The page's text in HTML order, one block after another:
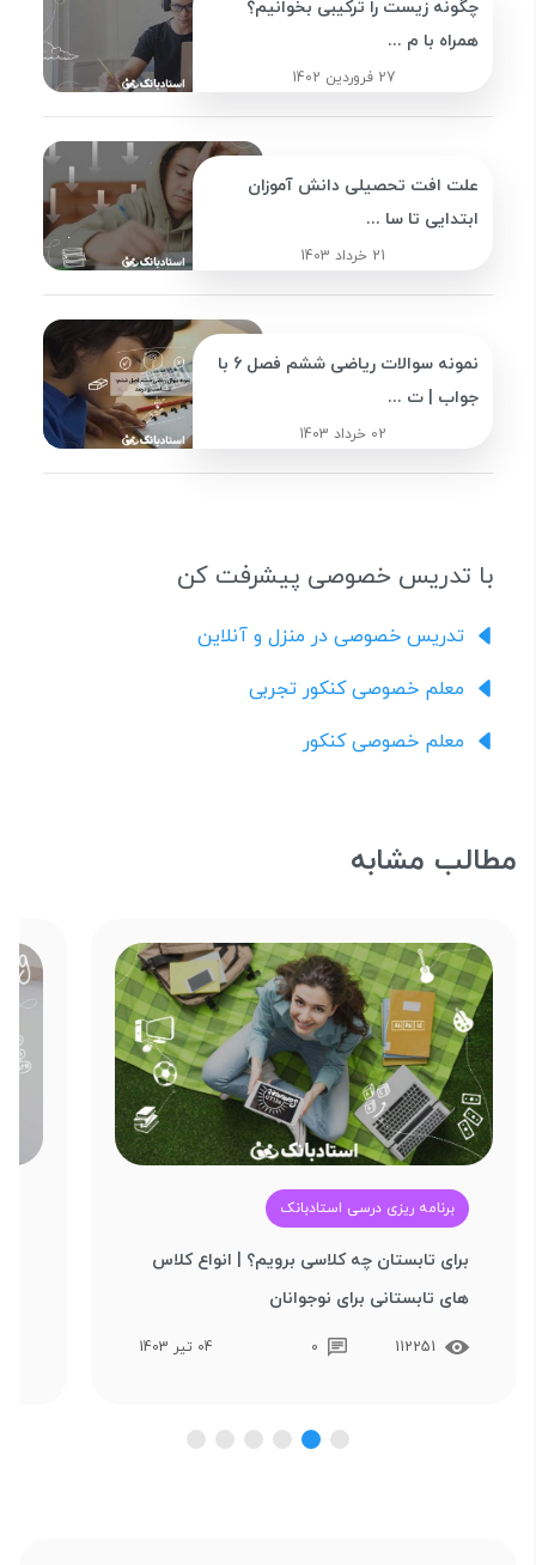
چگونه زیست را ترکیبی بخوانیم؟
همراه با م ...
27 فروردین 1402
علت افت تحصیلی دانش آموزان
ابتدایی تا سا ...
21 خرداد 1403
نمونه سوالات ریاضی ششم فصل 6 با
جواب | ت ...
02 خرداد 1403
با تدریس خصوصی پیشرفت کن
تدریس خصوصی در منزل و آنلاین
معلم خصوصی کنکور تجربی
معلم خصوصی کنکور
مطالب مشابه
برنامه ریزی درسی استادبانک
برای تابستان چه کلاسی برویم؟ | انواع کلاس‌
های تابستانی برای نوجوانان
112251
0 04 تیر 1403